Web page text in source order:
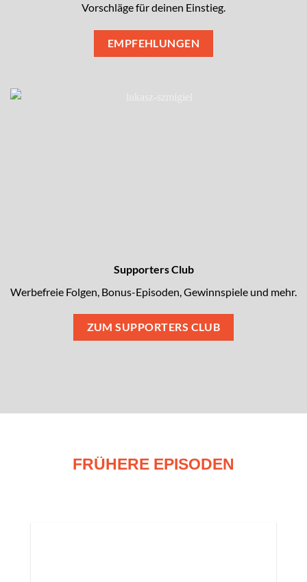
Vorschläge für deinen Einstieg.
EMPFEHLUNGEN
Supporters Club
Werbefreie Folgen, Bonus-Episoden, Gewinnspiele und mehr.
ZUM SUPPORTERS CLUB
FRÜHERE EPISODEN